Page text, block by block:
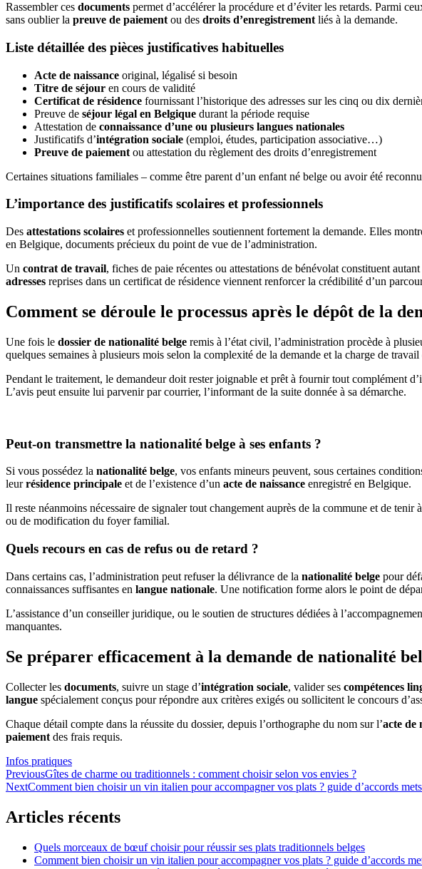
Rassembler ces documents permet d’accélérer la procédure et d’éviter les retards. Parmi
sans oublier la preuve de paiement ou des droits d’enregistrement liés à la demande.
Liste détaillée des pièces justificatives habituelles
Acte de naissance original, légalisé si besoin
Titre de séjour en cours de validité
Certificat de résidence fournissant l’historique des adresses sur les cinq ou dix
Preuve de séjour légal en Belgique durant la période requise
Attestation de connaissance d’une ou plusieurs langues nationales
Justificatifs d’intégration sociale (emploi, études, participation associative…)
Preuve de paiement ou attestation du règlement des droits d’enregistrement
Certaines situations familiales – comme être parent d’un enfant né belge ou avoir été
L’importance des justificatifs scolaires et professionnels
Des attestations scolaires et professionnelles soutiennent fortement la demande. Elles
en Belgique, documents précieux du point de vue de l’administration.
Un contrat de travail, fiches de paie récentes ou attestations de bénévolat constituent
adresses reprises dans un certificat de résidence viennent renforcer la crédibilité d’un
Comment se déroule le processus après le dépôt de la
Une fois le dossier de nationalité belge remis à l’état civil, l’administration procède à
quelques semaines à plusieurs mois selon la complexité de la demande et la charge de
Pendant le traitement, le demandeur doit rester joignable et prêt à fournir tout complément
L’avis peut ensuite lui parvenir par courrier, l’informant de la suite donnée à sa démarche.
Peut-on transmettre la nationalité belge à ses enfants ?
Si vous possédez la nationalité belge, vos enfants mineurs peuvent, sous certaines
leurrésidence principale et de l’existence d’un acte de naissance enregistré en Belgique.
Il reste néanmoins nécessaire de signaler tout changement auprès de la commune et de tenir
ou de modification du foyer familial.
Quels recours en cas de refus ou de retard ?
Dans certains cas, l’administration peut refuser la délivrance de la nationalité belge pour
connaissances suffisantes en langue nationale. Une notification forme alors le point de
L’assistance d’un conseiller juridique, ou le soutien de structures dédiées à
manquantes.
Se préparer efficacement à la demande de nationalité
Collecter les documents, suivre un stage d’intégration sociale, valider ses compétences
langue spécialement conçus pour répondre aux critères exigés ou sollicitent le concours
Chaque détail compte dans la réussite du dossier, depuis l’orthographe du nom sur l’acte de
paiement des frais requis.
Categories
Infos pratiques
Navigation
de
l’article
PreviousGîtes de charme ou traditionnels : comment choisir selon vos envies ?
NextComment bien choisir un vin italien pour accompagner vos plats ? guide d’accords
Articles récents
Quels morceaux de bœuf choisir pour réussir ses plats traditionnels belges
Comment bien choisir un vin italien pour accompagner vos plats ? guide d’accords